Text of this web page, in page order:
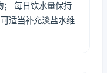
； 每日饮水量保持
适当补充淡盐水维